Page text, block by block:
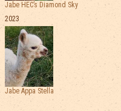
Jabe HEC’s Diamond Sky
2023
Jabe Appa Stella